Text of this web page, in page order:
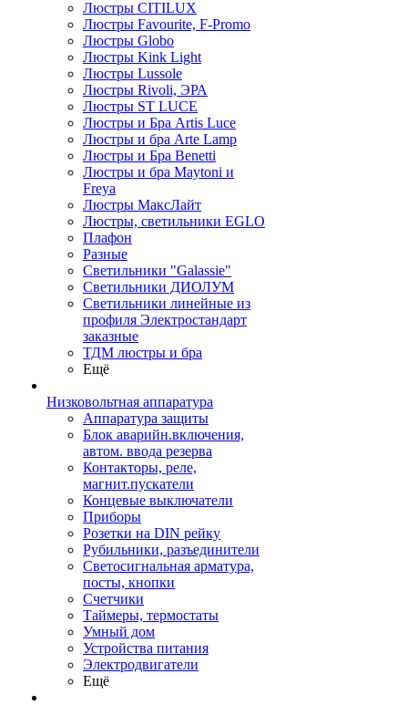
Люстры CITILUX
Люстры Favourite, F-Promo
Люстры Globo
Люстры Kink Light
Люстры Lussole
Люстры Rivoli, ЭРА
Люстры ST LUCE
Люстры и Бра Artis Luce
Люстры и бра Arte Lamp
Люстры и Бра Benetti
Люстры и бра Maytoni и
Freya
Люстры МаксЛайт
Люстры, светильники EGLO
Плафон
Разные
Светильники "Galassie"
Светильники ДИОЛУМ
Светильники линейные из
профиля Электростандарт
заказные
ТДМ люстры и бра
Ещё
Низковольтная аппаратура
Аппаратура защиты
Блок аварийн.включения,
автом. ввода резерва
Контакторы, реле,
магнит.пускатели
Концевые выключатели
Приборы
Розетки на DIN рейку
Рубильники, разъединители
Светосигнальная арматура,
посты, кнопки
Счетчики
Таймеры, термостаты
Умный дом
Устройства питания
Электродвигатели
Ещё